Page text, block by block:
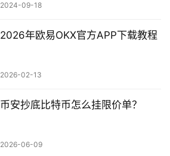
2024-09-18
2026年欧易OKX官方APP下载教程
2026-02-13
币安抄底比特币怎么挂限价单？
2026-06-09